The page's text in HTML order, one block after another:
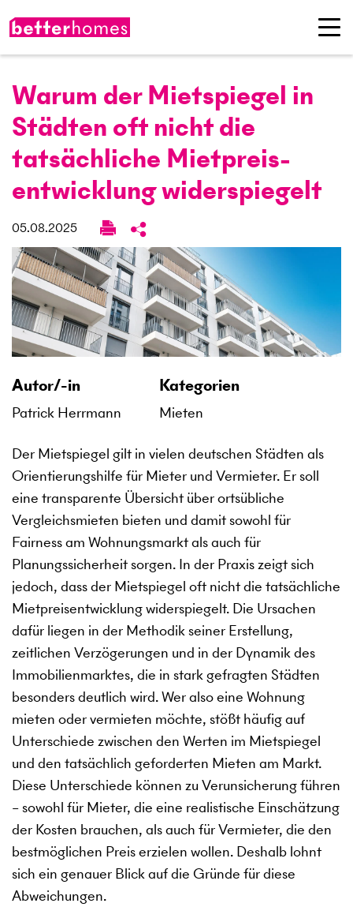
Warum der Mietspiegel in
Städten oft nicht die
tatsächliche Mietpreis­
entwicklung widerspiegelt
05.08.2025
Autor/-in
Patrick Herrmann
Kategorien
Mieten
Der Mietspiegel gilt in vielen deutschen Städten als
Orientierungshilfe für Mieter und Vermieter. Er soll
eine transparente Übersicht über ortsübliche
Vergleichsmieten bieten und damit sowohl für
Fairness am Wohnungsmarkt als auch für
Planungssicherheit sorgen. In der Praxis zeigt sich
jedoch, dass der Mietspiegel oft nicht die tatsächliche
Mietpreisentwicklung widerspiegelt. Die Ursachen
dafür liegen in der Methodik seiner Erstellung,
zeitlichen Verzögerungen und in der Dynamik des
Immobilienmarktes, die in stark gefragten Städten
besonders deutlich wird. Wer also eine Wohnung
mieten oder vermieten möchte, stößt häufig auf
Unterschiede zwischen den Werten im Mietspiegel
und den tatsächlich geforderten Mieten am Markt.
Diese Unterschiede können zu Verunsicherung führen
– sowohl für Mieter, die eine realistische Einschätzung
der Kosten brauchen, als auch für Vermieter, die den
bestmöglichen Preis erzielen wollen. Deshalb lohnt
sich ein genauer Blick auf die Gründe für diese
Abweichungen.